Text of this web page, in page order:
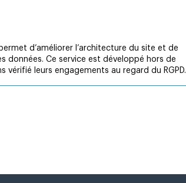
d’améliorer l’architecture du site et de
données. Ce service est développé hors de
vérifié leurs engagements au regard du RGPD.